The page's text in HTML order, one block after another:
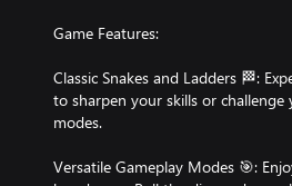
Game Features:
Classic Snakes and Ladders 🏁:
to sharpen your skills or
modes.
Versatile Gameplay Modes 🎯: